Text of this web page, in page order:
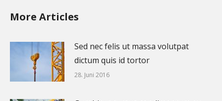
More Articles
Sed nec felis ut massa volutpat
dictum quis id tortor
28. Juni 2016